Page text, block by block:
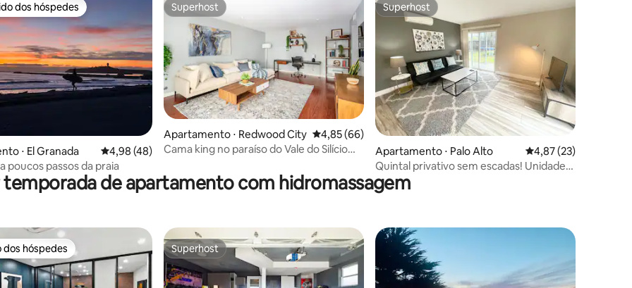
de 5, 98 avaliações
preferidos dos hóspedes
dos hóspedes
⋅ El Granada 4,98 de uma avaliação média de 5, 48 avaliações
4,98 (48)
poucos passos da praia
Superhost
Superhost
Apartamento ⋅ Redwood City 4,85 de uma avaliação média de 5, 66 avaliações
4,85 (66)
Cama king no paraíso do Vale do Silício
Superhost
Superhost
Apartamento ⋅ Palo Alto 4,87 de uma
4,87 (23)
Quintal privativo sem escadas! Unidade
de 1 cama em Mid Palo Alto
de apartamento com hidromassagem
dos hóspedes
dos hóspedes Superhost
Superhost